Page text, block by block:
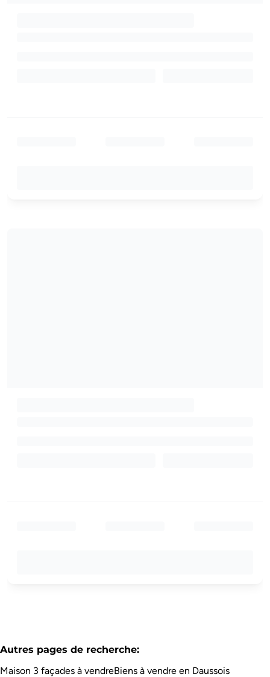
Autres pages de recherche:
Maison 3 façades à vendreBiens à vendre en Daussois